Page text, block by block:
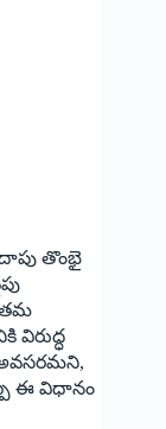
తొంభై
తమ
విరుద్ధ
ఈ విధానం